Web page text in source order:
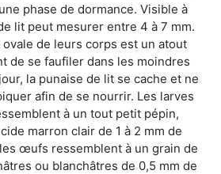
phase de dormance. Visible à
lit peut mesurer entre 4 à 7 mm.
de leurs corps est un atout
de se faufiler dans les moindres
la punaise de lit se cache et ne
afin de se nourrir. Les larves
à un tout petit pépin,
marron clair de 1 à 2 mm de
œufs ressemblent à un grain de
ou blanchâtres de 0,5 mm de